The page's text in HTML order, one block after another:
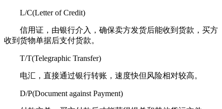
L/C(Letter of Credit)
信用证，由银行介入，确保卖方发货后能收到货款，买方
收到货物单据后支付货款。
T/T(Telegraphic Transfer)
电汇，直接通过银行转账，速度快但风险相对较高。
D/P(Document against Payment)